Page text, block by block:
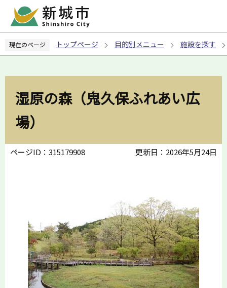
ペ
の
現在のページ トップページ 目的別メニュー 施設を探す
湿原の森（鬼久保ふれあい広
場）
ページID：315179908 更新日：2026年5月24日